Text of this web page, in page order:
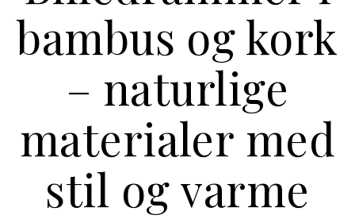
bambus og kork
– naturlige
materialer med
stil og varme